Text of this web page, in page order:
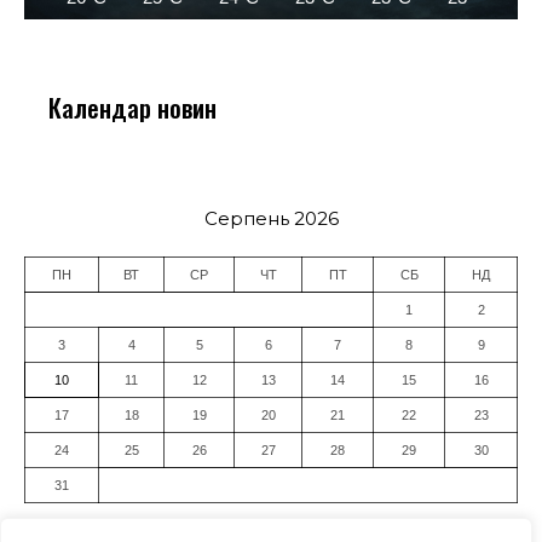
Календар новин
Серпень 2026
ПН ВТ СР ЧТ ПТ СБ НД
1 2
3 4 5 6 7 8 9
10 11 12 13 14 15 16
17 18 19 20 21 22 23
24 25 26 27 28 29 30
31